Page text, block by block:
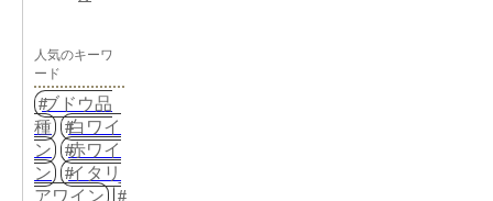
人気のキーワ
ード
ブドウ品
種
白ワイ
ン
赤ワイ
ン
イタリ
アワイン